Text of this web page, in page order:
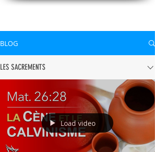
BLOG
LES SACREMENTS
Load video